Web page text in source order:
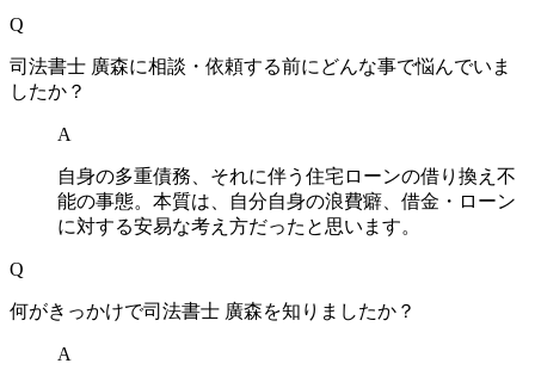
Q
司法書士 廣森に相談・依頼する前にどんな事で悩んでいま
したか？
A
自身の多重債務、それに伴う住宅ローンの借り換え不
能の事態。本質は、自分自身の浪費癖、借金・ローン
に対する安易な考え方だったと思います。
Q
何がきっかけで司法書士 廣森を知りましたか？
A